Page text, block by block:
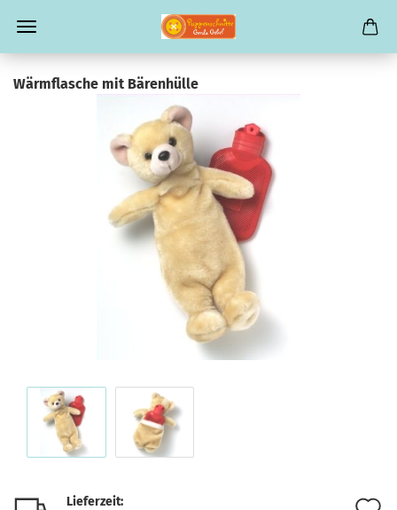
Wärmflasche mit Bärenhülle
Lieferzeit: